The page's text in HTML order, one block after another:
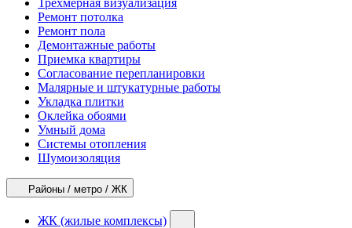
Трехмерная визуализация
Ремонт потолка
Ремонт пола
Демонтажные работы
Приемка квартиры
Согласование перепланировки
Малярные и штукатурные работы
Укладка плитки
Оклейка обоями
Умный дома
Системы отопления
Шумоизоляция
Районы / метро / ЖК
ЖК (жилые комплексы)